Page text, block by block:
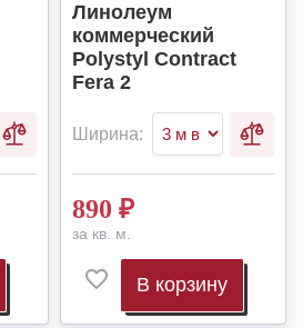
Линолеум
коммерческий
Polystyl Contract
Fera 2
Ширина:
890 ₽
за кв. м.
В корзину